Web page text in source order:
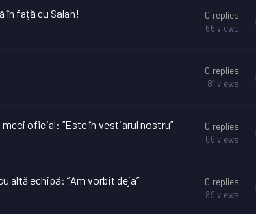
în față cu Salah! 0 replies
66 views
0 replies
81 views
oficial: ”Este în vestiarul nostru” 0 replies
66 views
altă echipă: ”Am vorbit deja” 0 replies
89 views